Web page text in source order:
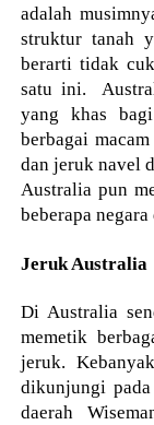
adalah
struktur tanah
berarti tidak
satu ini.
yang khas
berbagai
dan jeruk navel
Australia pun
beberapa
Jeruk Australia
Di Australia
memetik
jeruk.
dikunjungi
daerah